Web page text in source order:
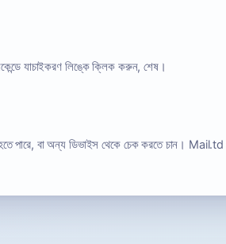
যাচাইকরণ লিঙ্কে ক্লিক করুন, শেষ।
পারে, বা অন্য ডিভাইস থেকে চেক করতে চান।